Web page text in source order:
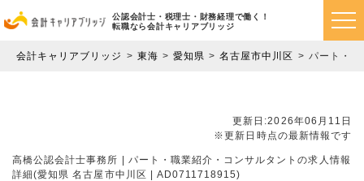
公認会計士・税理士・財務経理で働く！
転職なら会計キャリアブリッジ
会計キャリアブリッジ 東海 愛知県 名古屋市中川区 パート・
更新日:2026年06月11日
※更新日時点の最新情報です
高橋公認会計士事務所 | パート・職業紹介・コンサルタントの求人情報
詳細(愛知県 名古屋市中川区 | AD0711718915)